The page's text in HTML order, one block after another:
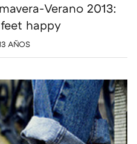
Verano 2013:
happy
AÑOS